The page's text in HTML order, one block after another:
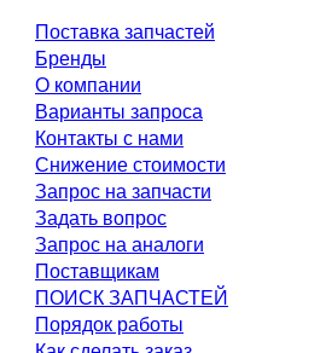
Поставка запчастей
Бренды
О компании
Варианты запроса
Контакты с нами
Снижение стоимости
Запрос на запчасти
Задать вопрос
Запрос на аналоги
Поставщикам
ПОИСК ЗАПЧАСТЕЙ
Порядок работы